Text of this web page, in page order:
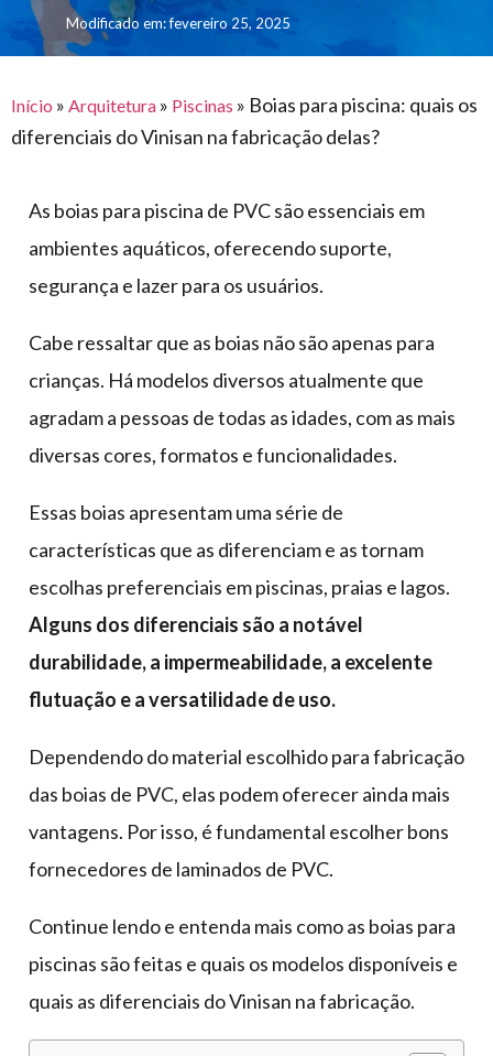
premiações
para
o
feira
offshore
civil
piscinas
automotivo
móveis,
calçados,
e
lonas
multiúso
e logística
armazenagem
lonas
vida
caminhoneiro
Modificado em: fevereiro 25, 2025
Início » Arquitetura » Piscinas » Boias para piscina: quais os
diferenciais do Vinisan na fabricação delas?
As boias para piscina de PVC são essenciais em
ambientes aquáticos, oferecendo suporte,
segurança e lazer para os usuários.
Cabe ressaltar que as boias não são apenas para
crianças. Há modelos diversos atualmente que
agradam a pessoas de todas as idades, com as mais
diversas cores, formatos e funcionalidades.
Essas boias apresentam uma série de
características que as diferenciam e as tornam
escolhas preferenciais em piscinas, praias e lagos.
Alguns dos diferenciais são a notável
durabilidade, a impermeabilidade, a excelente
flutuação e a versatilidade de uso.
Dependendo do material escolhido para fabricação
das boias de PVC, elas podem oferecer ainda mais
vantagens. Por isso, é fundamental escolher bons
fornecedores de laminados de PVC.
Continue lendo e entenda mais como as boias para
piscinas são feitas e quais os modelos disponíveis e
quais as diferenciais do Vinisan na fabricação.